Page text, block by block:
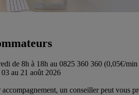
de 8h à 18h au 0825 360 360 (0,05€/
au 21 août 2026
un conseiller peut vous